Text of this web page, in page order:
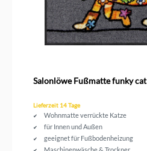
Salonlöwe Fußmatte funky cat
Lieferzeit 14 Tage
Wohnmatte verrückte Katze
für Innen und Außen
geeignet für Fußbodenheizung